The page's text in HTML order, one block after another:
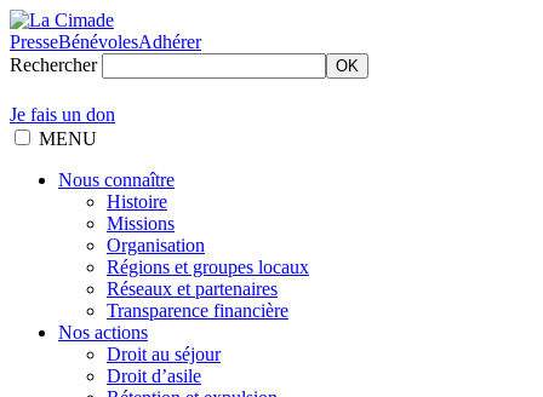
PresseBénévolesAdhérer
Rechercher
OK
Je fais un don
MENU
Nous connaître
Histoire
Missions
Organisation
Régions et groupes locaux
Réseaux et partenaires
Transparence financière
Nos actions
Droit au séjour
Droit d’asile